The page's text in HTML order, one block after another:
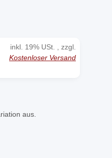
inkl. 19% USt. , zzgl.
Kostenloser Versand
aus.